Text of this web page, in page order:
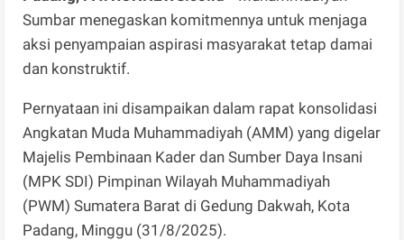
Sumbar menegaskan komitmennya untuk menjaga
aksi penyampaian aspirasi masyarakat tetap damai
dan konstruktif.
Pernyataan ini disampaikan dalam rapat konsolidasi
Angkatan Muda Muhammadiyah (AMM) yang digelar
Majelis Pembinaan Kader dan Sumber Daya Insani
(MPK SDI) Pimpinan Wilayah Muhammadiyah
(PWM) Sumatera Barat di Gedung Dakwah, Kota
Padang, Minggu (31/8/2025).